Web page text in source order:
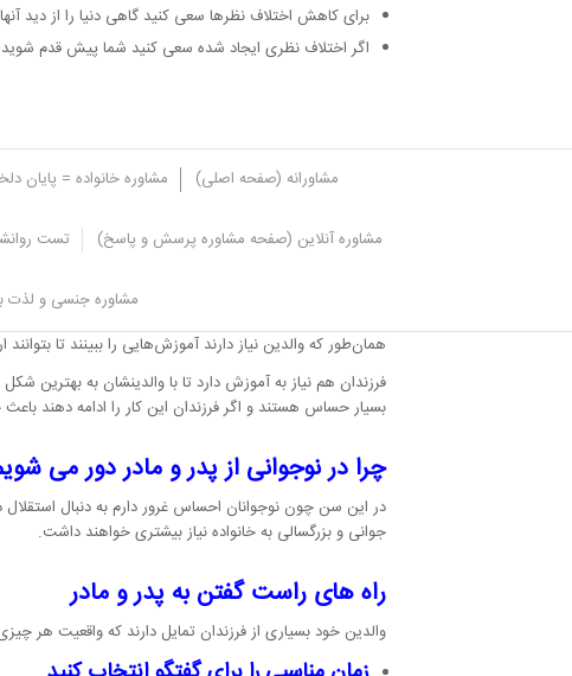
برای کاهش اختلاف نظرها سعی کنید گاهی دنیا را از دید آنها
اگر اختلاف نظری ایجاد شده سعی کنید شما پیش قدم
مشاورانه (صفحه اصلی) مشاوره خانواده = پایان
مشاوره آنلاین (صفحه مشاوره پرسش و پاسخ) تست
مشاوره جنسی و لذت
چواغلب والدین با فرزندانشان دارند این است که نمی‌توانند
همان‌طور که والدین نیاز دارند آموزش‌هایی را ببینند تا
فرزندان هم نیاز به آموزش دارد تا با والدینشان به بهترین
بسیار حساس هستند و اگر فرزندان این کار را ادامه دهند
چرا در نوجوانی از پدر و مادر دور می
در این سن چون نوجوانان احساس غرور دارم به دنبال استقلال
جوانی و بزرگسالی به خانواده نیاز بیشتری خواهند داشت.
راه های راست گفتن به پدر و مادر
والدین خود بسیاری از فرزندان تمایل دارند که واقعیت هر